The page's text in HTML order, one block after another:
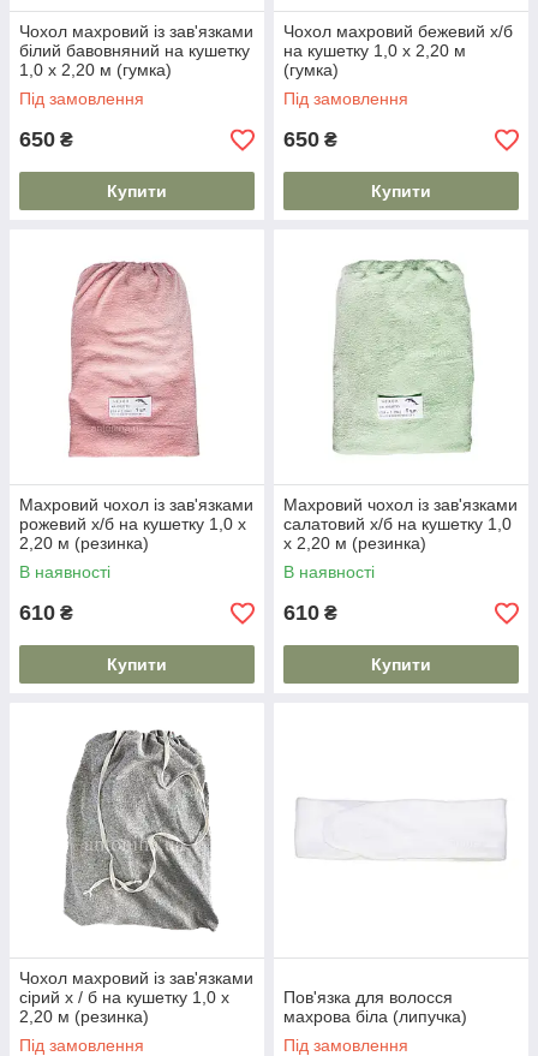
Чохол махровий із зав'язками
білий бавовняний на кушетку
1,0 х 2,20 м (гумка)
Під замовлення
650 ₴
Купити
Чохол махровий бежевий х/б
на кушетку 1,0 х 2,20 м
(гумка)
Під замовлення
650 ₴
Купити
Махровий чохол із зав'язками
рожевий х/б на кушетку 1,0 х
2,20 м (резинка)
В наявності
610 ₴
Купити
Махровий чохол із зав'язками
салатовий х/б на кушетку 1,0
х 2,20 м (резинка)
В наявності
610 ₴
Купити
Чохол махровий із зав'язками
сірий х / б на кушетку 1,0 х
2,20 м (резинка)
Під замовлення
Пов'язка для волосся
махрова біла (липучка)
Під замовлення